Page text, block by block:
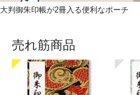
大判御朱印帳が2冊入る便利なポーチ
売れ筋商品